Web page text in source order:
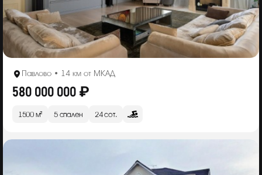
Павлово • 14 км от МКАД
580 000 000 ₽
1500 м² 5 спален 24 сот.